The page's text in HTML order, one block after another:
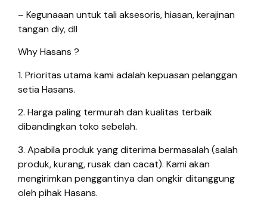
– Kegunaaan untuk tali aksesoris, hiasan, kerajinan
tangan diy, dll
Why Hasans ?
1. Prioritas utama kami adalah kepuasan pelanggan
setia Hasans.
2. Harga paling termurah dan kualitas terbaik
dibandingkan toko sebelah.
3. Apabila produk yang diterima bermasalah (salah
produk, kurang, rusak dan cacat). Kami akan
mengirimkan penggantinya dan ongkir ditanggung
oleh pihak Hasans.